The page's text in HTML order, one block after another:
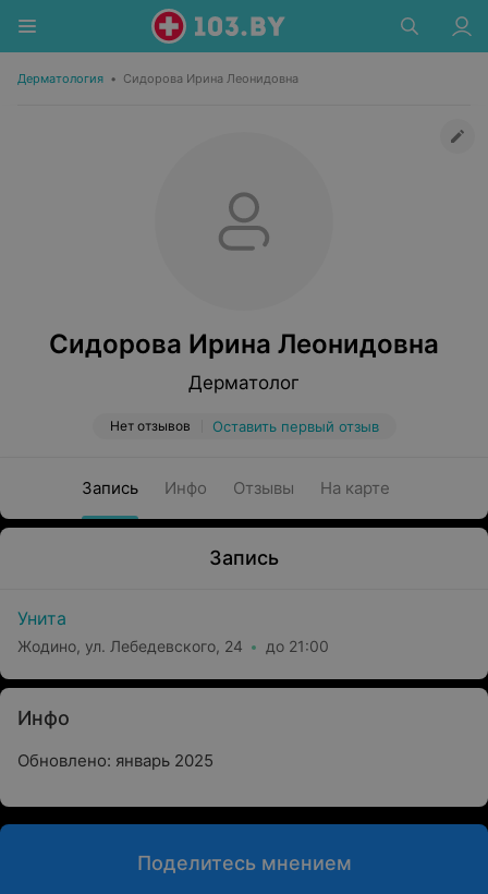
Дерматология • Сидорова Ирина Леонидовна
Сидорова Ирина Леонидовна
Дерматолог
Нет отзывов Оставить первый отзыв
Запись Инфо Отзывы На карте
Запись
Унита
Жодино, ул. Лебедевского, 24 до 21:00
Инфо
Обновлено: январь 2025
Поделитесь мнением